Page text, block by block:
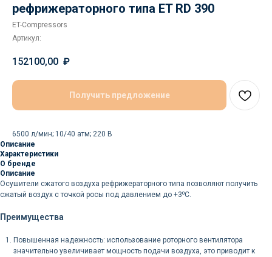
рефрижераторного типа ET RD 390
ET-Compressors
Артикул:
152100,00 ₽
Получить предложение
6500 л/мин; 10/40 атм; 220 В
Описание
Характеристики
О бренде
Описание
Осушители сжатого воздуха рефрижераторного типа позволяют получить
сжатый воздух с точкой росы под давлением до +3⁰С.
Преимущества
Повышенная надежность: использование роторного вентилятора
значительно увеличивает мощность подачи воздуха, это приводит к